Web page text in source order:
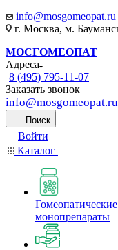
info@mosgomeopat.ru
г. Москва, м.
МОСГОМЕОПАТ
Адреса
8 (495) 795-11-07
Заказать звонок
info@mosgomeopat.ru
Поиск
Войти
Каталог
Гомеопатические
монопрепараты